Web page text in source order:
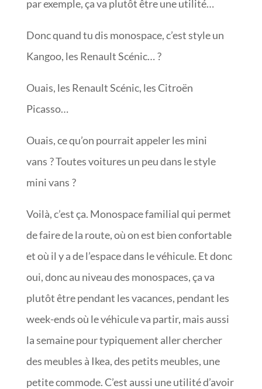
par exemple, ça va plutôt être une utilité…
Donc quand tu dis monospace, c’est style un
Kangoo, les Renault Scénic… ?
Ouais, les Renault Scénic, les Citroën
Picasso…
Ouais, ce qu’on pourrait appeler les mini
vans ? Toutes voitures un peu dans le style
mini vans ?
Voilà, c’est ça. Monospace familial qui permet
de faire de la route, où on est bien confortable
et où il y a de l’espace dans le véhicule. Et donc
oui, donc au niveau des monospaces, ça va
plutôt être pendant les vacances, pendant les
week-ends où le véhicule va partir, mais aussi
la semaine pour typiquement aller chercher
des meubles à Ikea, des petits meubles, une
petite commode. C’est aussi une utilité d’avoir